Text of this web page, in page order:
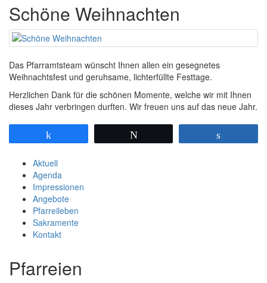
Schöne Weihnachten
Das Pfarramtsteam wünscht Ihnen allen ein gesegnetes
Weihnachtsfest und geruhsame, lichterfüllte Festtage.
Herzlichen Dank für die schönen Momente, welche wir mit Ihnen
dieses Jahr verbringen durften. Wir freuen uns auf das neue Jahr.
Aktuell
Agenda
Impressionen
Angebote
Pfarreileben
Sakramente
Kontakt
Pfarreien